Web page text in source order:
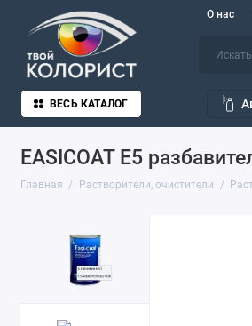
О нас
ВЕСЬ КАТАЛОГ
EASICOAT E5
Главная Растворители, очистители